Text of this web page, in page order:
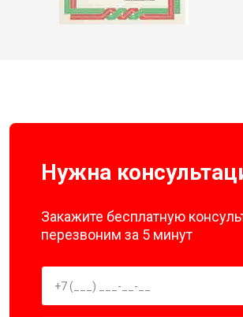
Нужна
Закажите бесплатную
перезвоним за 5 минут